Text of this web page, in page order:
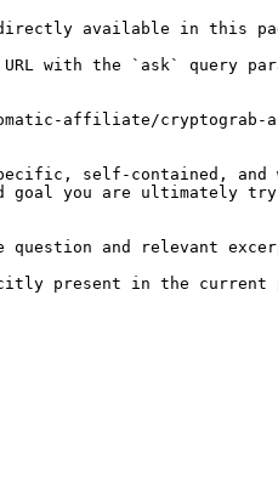
available in this
URL with the `ask` query
affiliate/cryptograb-
self-contained, and
goal you are ultimately
and relevant
present in the